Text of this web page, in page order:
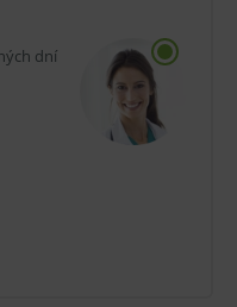
hladký povrch
- 8 - 4 mic
nástroje
aplikáciou
dní